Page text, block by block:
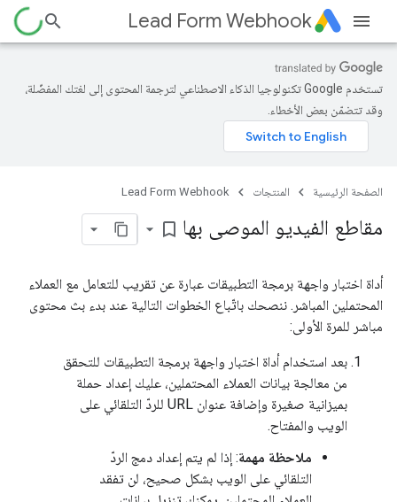
Lead Form Webhook
تستخدم Google تكنولوجيا الذكاء الاصطناعي لترجمة المحتوى إلى لغتك المفضّلة،
وقد تتضمّن بعض الأخطاء.
الصفحة الرئيسية المنتجات Lead Form Webhook
مقاطع الفيديو الموصى بها bookmark_border
أداة اختبار واجهة برمجة التطبيقات عبارة عن تقريب للتعامل مع العملاء
المحتملين المباشر. ننصحك باتّباع الخطوات التالية عند بدء بث محتوى
مباشر للمرة الأولى:
بعد استخدام أداة اختبار واجهة برمجة التطبيقات للتحقق
من معالجة بيانات العملاء المحتملين، عليك إعداد حملة
بميزانية صغيرة وإضافة عنوان URL للردّ التلقائي على
الويب والمفتاح.
ملاحظة مهمة: إذا لم يتم إعداد دمج الردّ
التلقائي على الويب بشكل صحيح، لن تفقد